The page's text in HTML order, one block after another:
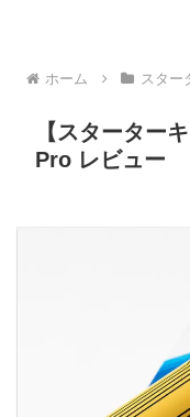
ホーム スター
【スターター
Pro レビュー